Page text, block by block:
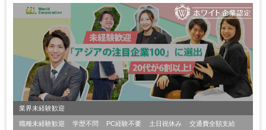
業界未経験歓迎
職種未経験歓迎 学歴不問 PC経験不要 土日祝休み 交通費全額支給